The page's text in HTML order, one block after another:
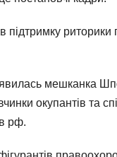
риторики
мешканка
окупантів та
рф.